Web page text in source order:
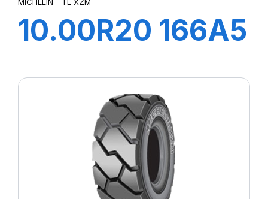
10.00R20 166A5